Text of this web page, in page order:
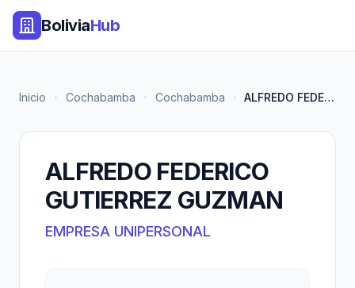
BoliviaHub
Inicio Cochabamba Cochabamba ALFREDO FEDERICO GUTIERREZ GUZ...
ALFREDO FEDERICO
GUTIERREZ GUZMAN
EMPRESA UNIPERSONAL